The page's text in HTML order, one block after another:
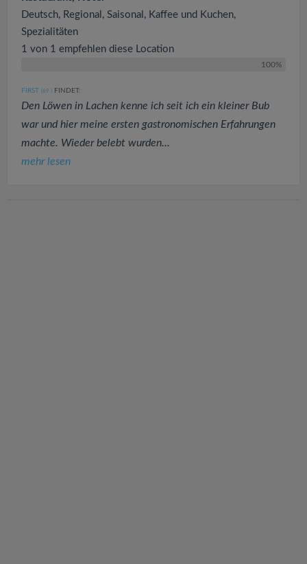
Deutsch, Regional, Saisonal, Kaffee und Kuchen,
Spezialitäten
1 von 1 empfehlen diese Location
100%
FIRST (69 ) FINDET:
Den Löwen in Lachen kenne ich seit ich ein kleiner Bub
war und hier meine ersten gastronomischen Erfahrungen
machte. Wieder belebt wurden...
mehr lesen